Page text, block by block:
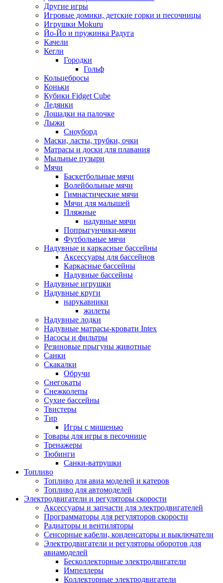
Другие игры
Игровые домики, детские горки и песочницы
Игрушки Mokuru
Йо-Йо и пружинка Радуга
Качели
Кегли
Городки
Гольф
Кольцебросы
Коньки
Кубики Fidget Cube
Ледянки
Лошадки на палочке
Лыжи
Сноуборд
Маски, ласты, трубки, очки
Матрасы и доски для плавания
Мыльные пузыри
Мячи
Баскетбольные мячи
Волейбольные мячи
Гимнастические мячи
Мячи для малышей
Пляжные
надувные мячи
Попрыгунчики-мячи
Футбольные мячи
Надувные и каркасные бассейны
Аксессуары для бассейнов
Каркасные бассейны
Надувные бассейны
Надувные игрушки
Надувные круги
нарукавники
жилеты
Надувные лодки
Надувные матрасы-кровати Intex
Насосы и фильтры
Резиновые прыгуны животные
Санки
Скакалки
Обручи
Снегокаты
Снежколепы
Сухие бассейны
Твистеры
Тир
Игры с мишенью
Товары для игры в песочнице
Тренажеры
Тюбинги
Санки-ватрушки
Топливо
Топливо для авиа моделей и катеров
Топливо для автомоделей
Электродвигатели и регуляторы скорости
Аксессуары и запчасти для электродвигателей
Программаторы для регуляторов скорости
Радиаторы и вентиляторы
Сенсорные кабели, конденсаторы и выключатели
Электродвигатели и регуляторы оборотов для
авиамоделей
Бесколлекторные электродвигатели
Импеллеры
Коллекторные электродвигатели